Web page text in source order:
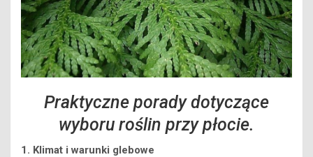
Praktyczne porady dotyczące
wyboru roślin przy płocie.
1. Klimat i warunki glebowe